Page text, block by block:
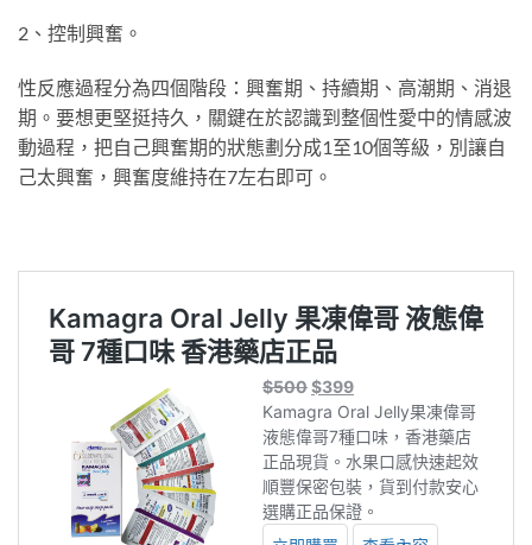
2、控制興奮。
性反應過程分為四個階段：興奮期、持續期、高潮期、消退
期。要想更堅挺持久，關鍵在於認識到整個性愛中的情感波
動過程，把自己興奮期的狀態劃分成1至10個等級，別讓自
己太興奮，興奮度維持在7左右即可。